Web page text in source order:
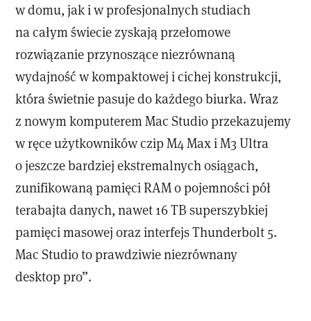
w domu, jak i w profesjonalnych studiach
na całym świecie zyskają przełomowe
rozwiązanie przynoszące niezrównaną
wydajność w kompaktowej i cichej konstrukcji,
która świetnie pasuje do każdego biurka. Wraz
z nowym komputerem Mac Studio przekazujemy
w ręce użytkowników czip M4 Max i M3 Ultra
o jeszcze bardziej ekstremalnych osiągach,
zunifikowaną pamięci RAM o pojemności pół
terabajta danych, nawet 16 TB superszybkiej
pamięci masowej oraz interfejs Thunderbolt 5.
Mac Studio to prawdziwie niezrównany
desktop pro”.